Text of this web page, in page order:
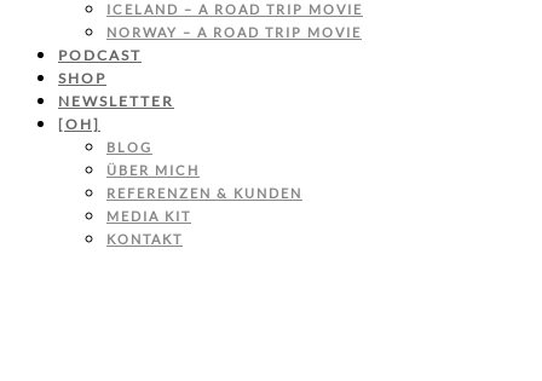
ICELAND – A ROAD TRIP MOVIE
NORWAY – A ROAD TRIP MOVIE
PODCAST
SHOP
NEWSLETTER
[OH]
BLOG
ÜBER MICH
REFERENZEN & KUNDEN
MEDIA KIT
KONTAKT